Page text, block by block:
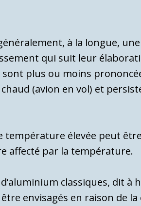
à la longue, une
qui suit leur
plus ou moins
(avion en vol) et
température élevée peut
affecté par la température.
classiques, dit à
envisagés en raison de